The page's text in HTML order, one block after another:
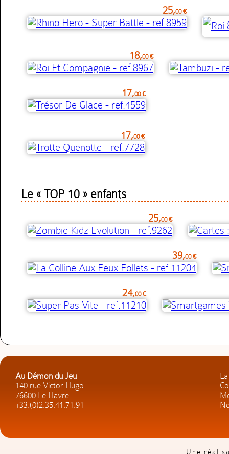
25,00 €
18,00 €
17,00 €
17,00 €
Le « TOP 10 » enfants
25,00 €
39,00 €
24,00 €
Au Démon du Jeu
140 rue Victor Hugo
76600 Le Havre
+33.(0)2.35.41.71.91
Une